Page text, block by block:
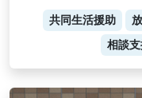
共同生活援助
相談